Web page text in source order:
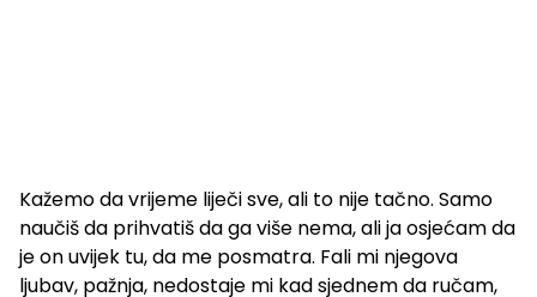
Kažemo da vrijeme liječi sve, ali to nije tačno. Samo
naučiš da prihvatiš da ga više nema, ali ja osjećam da
je on uvijek tu, da me posmatra. Fali mi njegova
ljubav, pažnja, nedostaje mi kad sjednem da ručam,